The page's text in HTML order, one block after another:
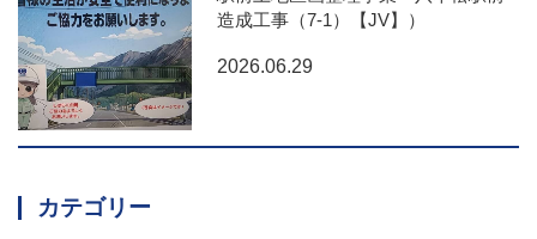
造成工事（7-1）【JV】）
2026.06.29
カテゴリー